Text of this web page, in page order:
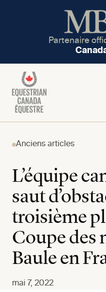
Partenaire
Anciens articles
L’équipe
saut
troisième
Coupe des
Baule en
mai 7, 2022